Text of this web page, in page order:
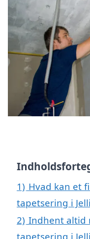
1) Hvad kan et
tapetsering i
2) Indhent altid
tapetsering i